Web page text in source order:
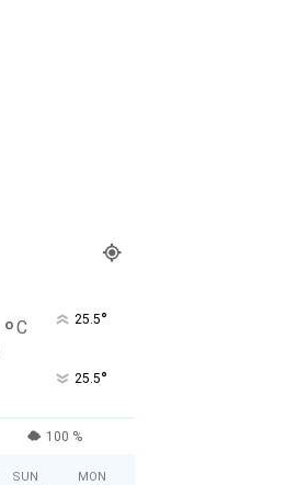
°C 25.5°
25.5°
100 %
SUN MON